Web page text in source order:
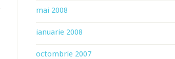
mai 2008
ianuarie 2008
octombrie 2007